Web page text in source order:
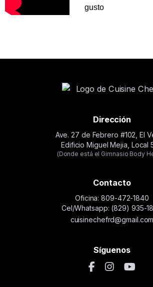
gusto
Dirección
Ave. 27 de Febrero #102, El
Edificio Miguel Mejia, Local
(Donde está el Gimnasio Body
Contacto
Oficina: 809-472-1840
Cel/Whatsapp: (829) 935-
cuisinechefrd@gmail.com
Síguenos